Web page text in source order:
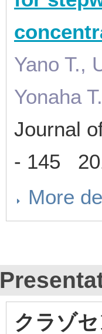
Yano T.,
Yonaha
Journal
- 145
More
クラゾ